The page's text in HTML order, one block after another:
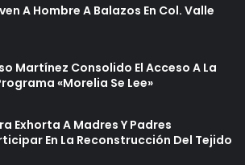
A Hombre A Balazos En Col. Valle
Martínez Consolido El Acceso A La
«Morelia Se Lee»
Exhorta A Madres Y Padres
En La Reconstrucción Del Tejido